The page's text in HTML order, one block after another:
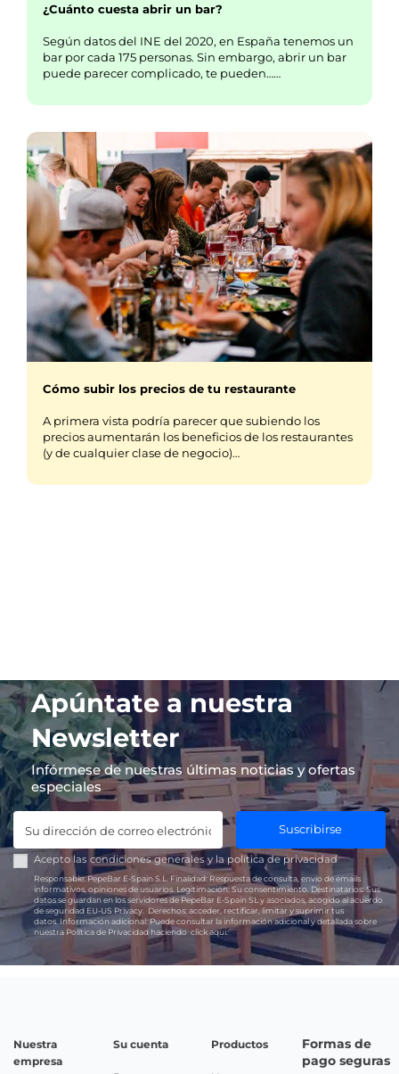
¿Cuánto cuesta abrir un bar?
Según datos del INE del 2020, en España tenemos un
bar por cada 175 personas. Sin embargo, abrir un bar
puede parecer complicado, te pueden……
Cómo subir los precios de tu restaurante
A primera vista podría parecer que subiendo los
precios aumentarán los beneficios de los restaurantes
(y de cualquier clase de negocio)…
Apúntate a nuestra
Newsletter
Infórmese de nuestras últimas noticias y ofertas
especiales
Suscribirse
Acepto las condiciones generales y lapolítica de privacidad
Responsable:PepeBar E-Spain S.L. Finalidad: Respuesta de consulta, envío de emails
informativos, opiniones de usuarios. Legitimación: Su consentimiento. Destinatarios:Sus
datos se guardan en los servidores de PepeBar E-Spain SL y asociados, acogido al acuerdo
de seguridad EU-US Privacy. Derechos: acceder, rectificar, limitar y suprimir tus
datos.Información adicional:Puede consultar la información adicional y detallada sobre
nuestra Política de Privacidad haciendoclick aquí.
Nuestra
empresa
Su cuenta Productos
Formas de
pago seguras